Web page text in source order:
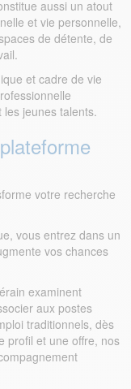
aussi un atout
et vie personnelle,
de détente, de
et cadre de vie
jeunes talents.
votre recherche
vous entrez dans un
vos chances
examinent
aux postes
traditionnels, dès
profil et une offre, nos